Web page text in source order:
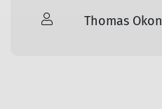
Thomas Okon